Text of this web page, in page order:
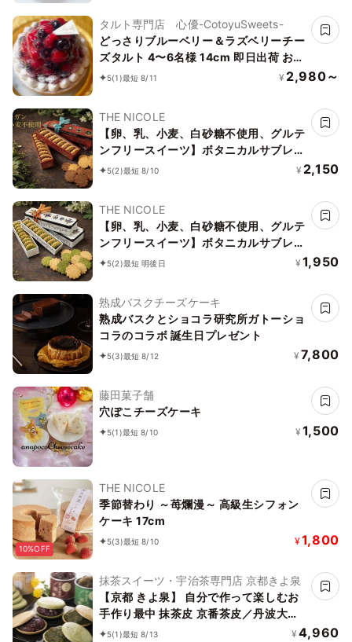
タルト専門店 心優-CotoyuSweets-
どっさりブルーベリー＆ラズベリーチー
ズタルト 4〜6名様 14cm 即日出荷 お届
け指定可 お取り寄せ 誕生日ケーキ タル
5(1)最短 8/11 ¥ 2,980～
THE NICOLE
【卵、乳、小麦、白砂糖不使用、グルテ
ンフリースイーツ】ボタニカルサブレ
カカオ、黒糖バニラサブレ缶 2種アソー
5(2)最短 8/10 ¥ 2,150
THE NICOLE
【卵、乳、小麦、白砂糖不使用、グルテ
ンフリースイーツ】ボタニカルサブレ
京抹茶、黒糖バニラサブレ缶 2種アソー
5(2)最短 明後日 ¥ 1,950
熟成バスクチーズケーキ
熟成バスクとショコラ研究所ガトーショ
コラのコラボ 誕生日プレゼント
5(3)最短 8/12 ¥ 7,800
藤田菓子舗
穴ぽこチーズケーキ
5(1)最短 8/10 ¥ 1,500
10%OFF
THE NICOLE
季節替わり ～苺爛漫～ 高級生シフォン
ケーキ 17cm
5(3)最短 8/10 ¥1,800
抹茶スイーツ・宇治茶専門店 京都きよ泉
【京都 きよ泉】 自分で作って楽しむお
手作り最中 抹茶皮 京番茶皮／丹波大納
言あん 抹茶あん 2種もなかセット 和菓
5(1)最短 8/13 ¥ 4,960